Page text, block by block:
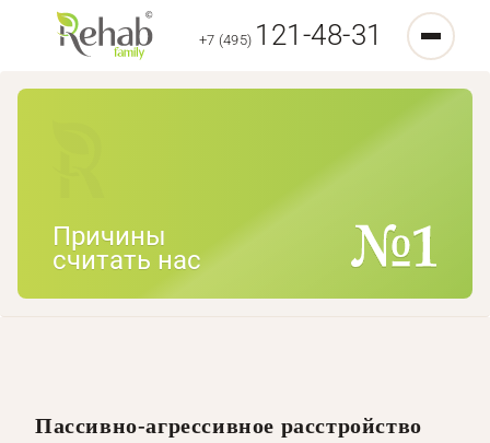
+7 (495) 121-48-31
Причины
считать нас
Пассивно-агрессивное расстройство